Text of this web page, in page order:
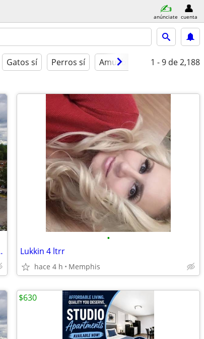
anúnciate cuenta
Gatos sí Perros sí Amueblado 1 - 9 de 2,188
Access
•
Lukkin 4 ltrr
hace 4 h Memphis
$630